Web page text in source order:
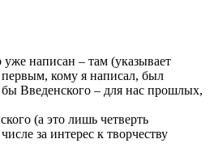
написан – там (указывает
первым, кому я написал, был
Введенского – для нас прошлых,
(а это лишь четверть
за интерес к творчеству